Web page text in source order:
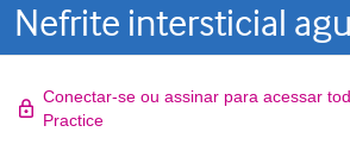
Nefrite intersticial
Conectar-se ou assinar para acessar
Practice